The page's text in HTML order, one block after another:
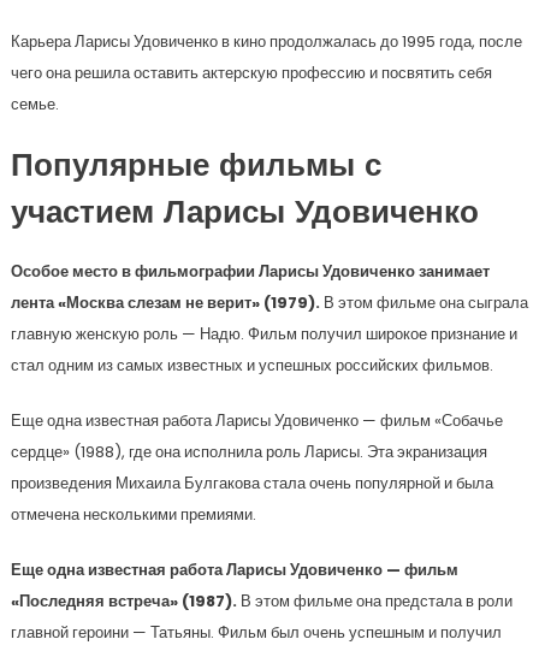
Карьера Ларисы Удовиченко в кино продолжалась до 1995 года, после
чего она решила оставить актерскую профессию и посвятить себя
семье.
Популярные фильмы с
участием Ларисы Удовиченко
Особое место в фильмографии Ларисы Удовиченко занимает
лента «Москва слезам не верит» (1979).В этом фильме она сыграла
главную женскую роль — Надю. Фильм получил широкое признание и
стал одним из самых известных и успешных российских фильмов.
Еще одна известная работа Ларисы Удовиченко — фильм «Собачье
сердце» (1988), где она исполнила роль Ларисы. Эта экранизация
произведения Михаила Булгакова стала очень популярной и была
отмечена несколькими премиями.
Еще одна известная работа Ларисы Удовиченко — фильм
«Последняя встреча» (1987).В этом фильме она предстала в роли
главной героини — Татьяны. Фильм был очень успешным и получил